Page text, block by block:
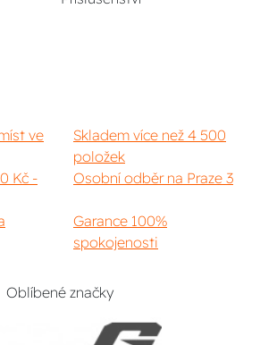
ve
Skladem více než 4 500
položek
Kč -
Osobní odběr na Praze 3
Garance 100%
spokojenosti
Oblíbené značky